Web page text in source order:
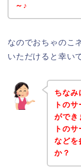
～♪
なのでおちゃのこ
いただけると幸い
ちなみ
トの
ができ
トの
などを
か？